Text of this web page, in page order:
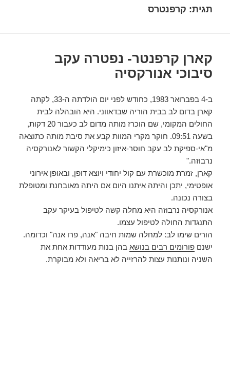
תגית: קרפנטרס
קארן קרפנטר- נפטרה עקב
סיבוכי אנורקסיה
ב-4 בפברואר 1983, כחודש לפני יום הולדתה ה-33, לקתה
קארן בדום לב בבית הוריה שבדאווני. היא הובהלה לבית
החולים המקומי, שם הוכרז מותה מדום לב כעבור 20 דקות,
בשעה 09:51. חוקר מקרי המוות קבע את סיבת מותה כתוצאה
מ"אי-ספיקת לב עקב חוסר-איזון כימיקלי הקשור לאנורקסיה
נרבוזה."
קארן, זמרת מוכשרת עם קול יחודי ויוצא דופן, ובאופן אירוני
אופטימי, יתכן והיתה איתנו היום אם היתה מאובחנת ומטופלת
בצורה נכונה.
אנורקסיה נרבוזה היא מחלה קשה לטיפול בעיקר עקב
התנגדות החולה לטיפול עצמו.
הורים שימו לב: למחלה שמות חיבה "אנה, פרו אנה" וכדומה.
ישנםפורומים רבים בנושא בהן בנות מעודדות אחת את
השניה ונותנות עצות להרזייה לא בריאה ולא מבוקרת.